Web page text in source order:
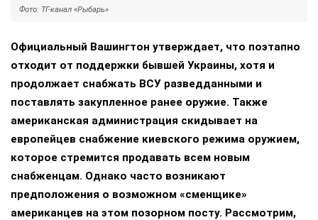
Фото: ТГ-канал «Рыбарь»
Официальный Вашингтон утверждает, что поэтапно
отходит от поддержки бывшей Украины, хотя и
продолжает снабжать ВСУ разведданными и
поставлять закупленное ранее оружие. Также
американская администрация скидывает на
европейцев снабжение киевского режима оружием,
которое стремится продавать всем новым
снабженцам. Однако часто возникают
предположения о возможном «сменщике»
американцев на этом позорном посту. Рассмотрим,